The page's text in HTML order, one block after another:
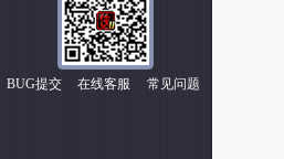
BUG提交 在线客服 常见问题